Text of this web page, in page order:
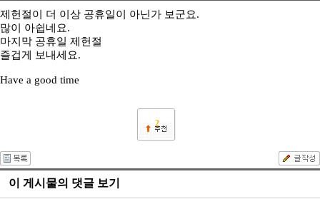
제헌절이 더 이상 공휴일이 아닌가 보군요.
많이 아쉽네요.
마지막 공휴일 제헌절
즐겁게 보내세요.
Have a good time
2
이 게시물의 댓글 보기